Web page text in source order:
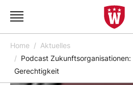
Home
Aktuelles
Podcast Zukunftsorganisationen:
Gerechtigkeit